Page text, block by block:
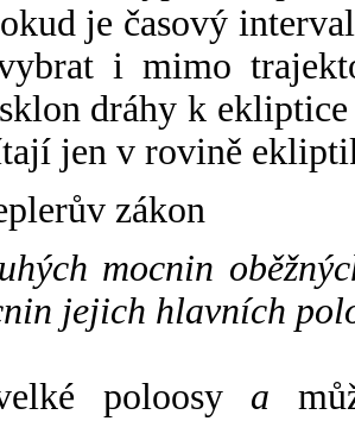
je časový
i mimo
dráhy k
jen v rovině
zákon
mocnin
jejich hlavních
poloosy a